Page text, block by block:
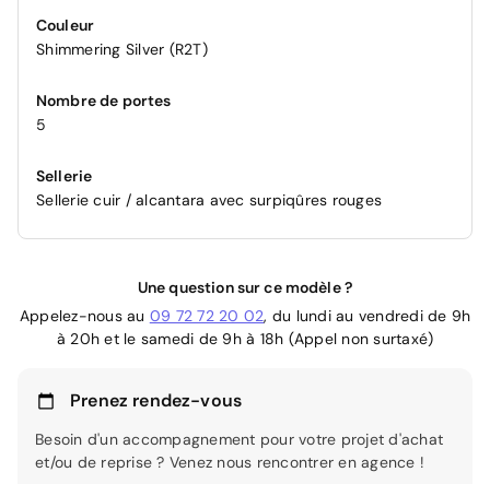
Couleur
Shimmering Silver (R2T)
Nombre de portes
5
Sellerie
Sellerie cuir / alcantara avec surpiqûres rouges
Une question sur ce modèle ?
Appelez-nous au 09 72 72 20 02, du lundi au vendredi de 9h
à 20h et le samedi de 9h à 18h (Appel non surtaxé)
Prenez rendez-vous
Besoin d'un accompagnement pour votre projet d'achat
et/ou de reprise ? Venez nous rencontrer en agence !